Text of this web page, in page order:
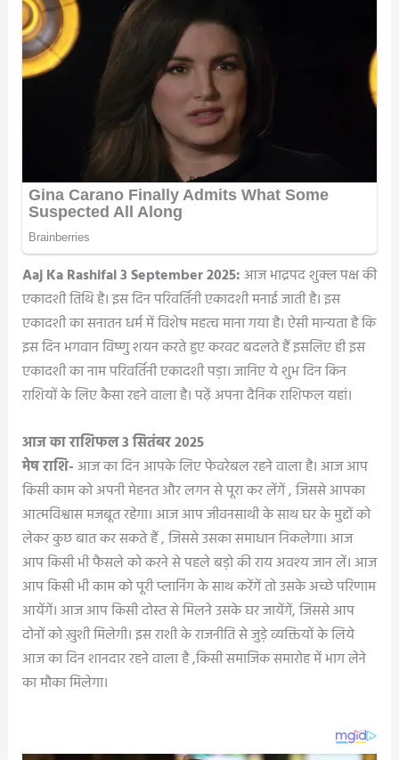
Aaj Ka Rashifal 3 September 2025:आज भाद्रपद शुक्ल पक्ष की
एकादशी तिथि है। इस दिन परिवर्तिनी एकादशी मनाई जाती है। इस
एकादशी का सनातन धर्म में विशेष महत्व माना गया है। ऐसी मान्यता है कि
इस दिन भगवान विष्णु शयन करते हुए करवट बदलते हैं इसलिए ही इस
एकादशी का नाम परिवर्तिनी एकादशी पड़ा। जानिए ये शुभ दिन किन
राशियों के लिए कैसा रहने वाला है। पढ़ें अपना दैनिक राशिफल यहां।
आज का राशिफल 3 सितंबर 2025
मेष राशि-आज का दिन आपके लिए फेवरेबल रहने वाला है। आज आप
किसी काम को अपनी मेहनत और लगन से पूरा कर लेंगें , जिससे आपका
आत्मविश्वास मजबूत रहेगा। आज आप जीवनसाथी के साथ घर के मुद्दों को
लेकर कुछ बात कर सकते हैं , जिससे उसका समाधान निकलेगा। आज
आप किसी भी फैसले को करने से पहले बड़ो की राय अवश्य जान लें। आज
आप किसी भी काम को पूरी प्लानिंग के साथ करेंगें तो उसके अच्छे परिणाम
आयेंगें। आज आप किसी दोस्त से मिलने उसके घर जायेंगें, जिससे आप
दोनों को ख़ुशी मिलेगी। इस राशी के राजनीति से जुड़े व्यक्तियों के लिये
आज का दिन शानदार रहने वाला है ,किसी समाजिक समारोह में भाग लेने
का मौका मिलेगा।